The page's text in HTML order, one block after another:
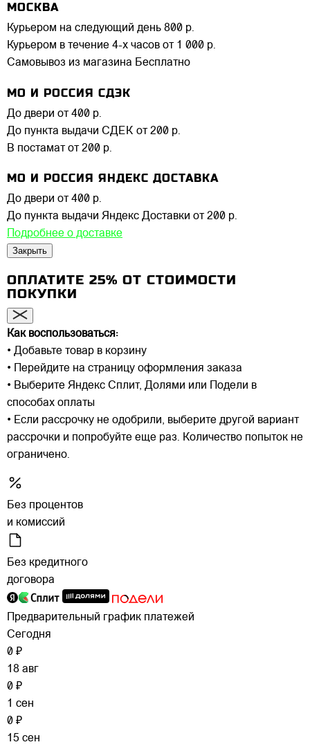
МОСКВА
Курьером на следующий день 800 р.
Курьером в течение 4-х часов от 1 000 р.
Самовывоз из магазина Бесплатно
МО И РОССИЯ СДЭК
До двери от 400 р.
До пункта выдачи СДЕК от 200 р.
В постамат от 200 р.
МО И РОССИЯ ЯНДЕКС ДОСТАВКА
До двери от 400 р.
До пункта выдачи Яндекс Доставки от 200 р.
Подробнее о доставке
Закрыть
ОПЛАТИТЕ 25% ОТ СТОИМОСТИ
ПОКУПКИ
Как воспользоваться:
• Добавьте товар в корзину
• Перейдите на страницу оформления заказа
• Выберите Яндекс Сплит, Долями или Подели в
способах оплаты
• Если рассрочку не одобрили, выберите другой вариант
рассрочки и попробуйте еще раз. Количество попыток не
ограничено.
Без процентов
и комиссий
Без кредитного
договора
Предварительный график платежей
Сегодня
0 ₽
18 авг
0 ₽
1 сен
0 ₽
15 сен